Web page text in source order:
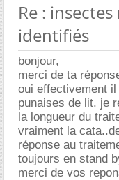
Re :
identifiés
bonjour,
merci de ta
oui effectivement
punaises de lit. je
la longueur du
vraiment la
réponse au
toujours en stand
merci de vos